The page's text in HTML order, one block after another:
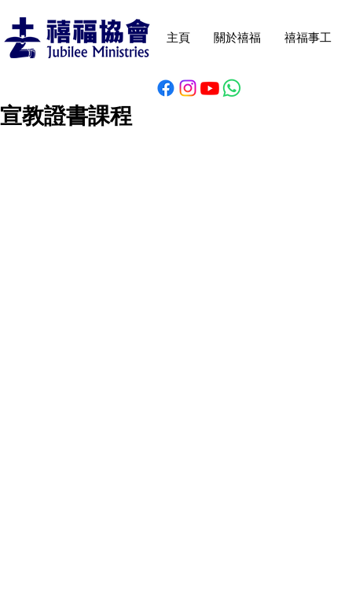
主頁 關於禧福 禧福事工
宣教證書課程